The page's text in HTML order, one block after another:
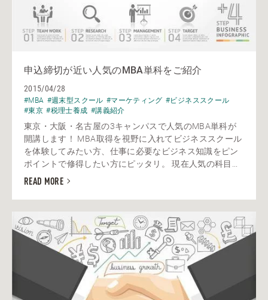
申込締切が近い人気のMBA単科をご紹介
2015/04/28
#MBA #週末型スクール #マーケティング #ビジネススクール
#東京 #税理士養成 #講義紹介
東京・大阪・名古屋の3キャンパスで人気のMBA単科が
開講します！ MBA取得を視野に入れてビジネススクール
を体験してみたい方、仕事に必要なビジネス知識をピン
ポイントで修得したい方にピッタリ。 現在人気の科目...
READ MORE